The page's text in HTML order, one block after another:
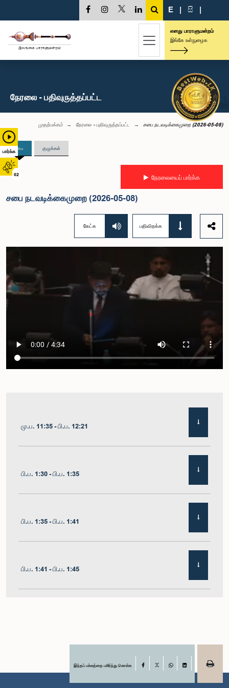
பார்க்க
02
E | සි |
எனது பாராளுமன்றம்
இங்கே உள்நுழைக
நேரலை - பதிவுருத்தப்பட்ட
முதற்பக்கம் நேரலை - பதிவுருத்தப்பட்ட சபை நடவடிக்கைமுறை (2026-05-08)
சபை குழுக்கள்
நேரலையைப் பார்க்க
சபை நடவடிக்கைமுறை (2026-05-08)
கேட்க பதிவிறக்க
மு.ப. 11:35 - பி.ப. 12:21
பி.ப. 1:30 - பி.ப. 1:35
பி.ப. 1:35 - பி.ப. 1:41
பி.ப. 1:41 - பி.ப. 1:45
பி.ப. 1:51 - பி.ப. 1:57இந்தப் பக்கத்தை பகிர்ந்து கொள்க Facebook
LinkedIn